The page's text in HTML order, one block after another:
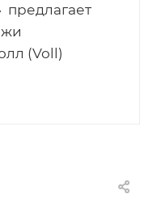
предлагает
(Voll)